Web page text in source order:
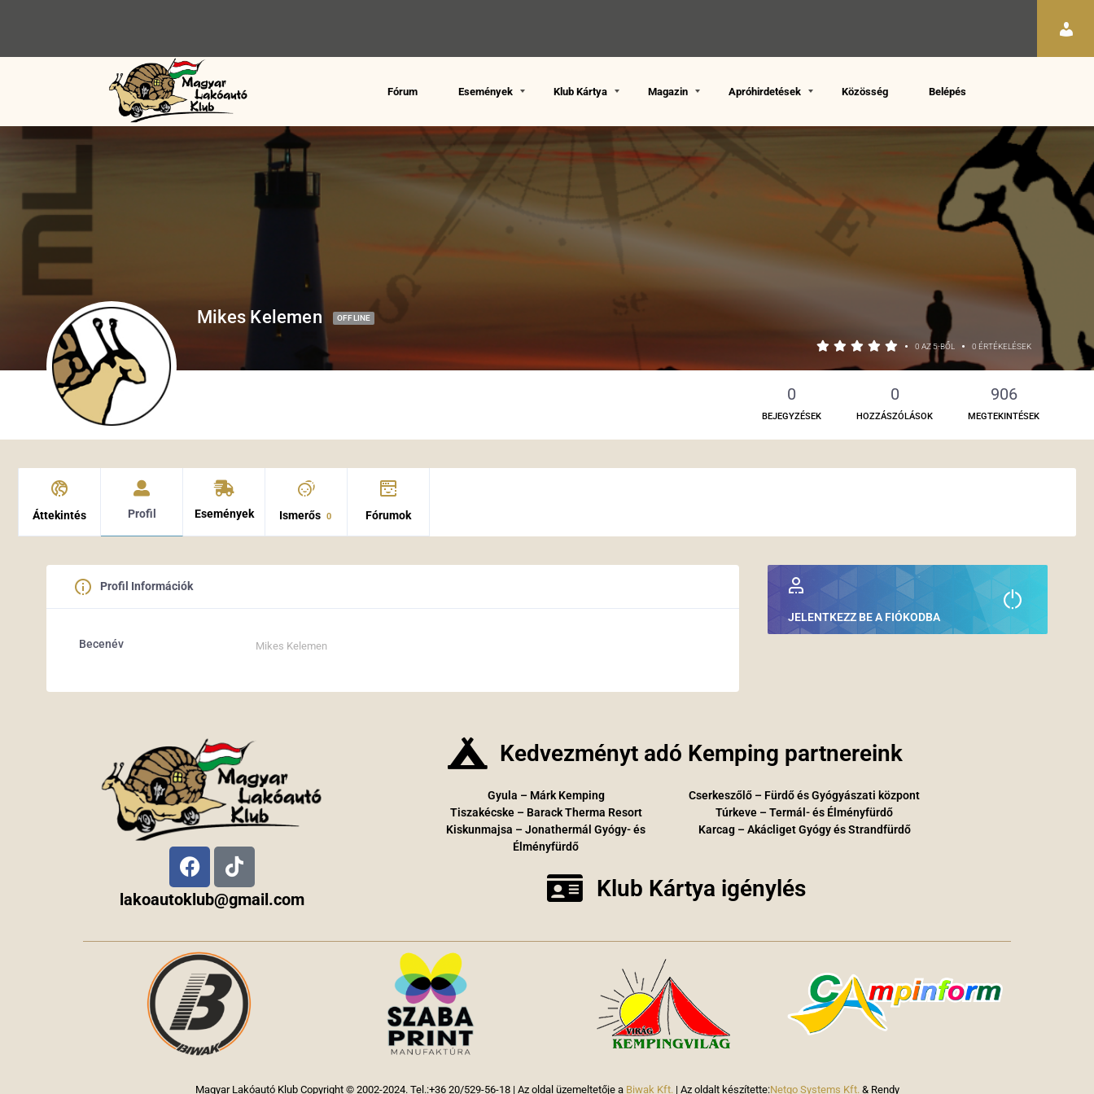
Fórum Események Klub Kártya Magazin Apróhirdetések Közösség Belépés
Mikes Kelemen OFFLINE
• 0 AZ 5-BŐL • 0 ÉRTÉKELÉSEK
0
BEJEGYZÉSEK
0
HOZZÁSZÓLÁSOK
906
MEGTEKINTÉSEK
Áttekintés Profil Események Ismerős 0 Fórumok
Profil Információk
Becenév Mikes Kelemen
JELENTKEZZ BE A FIÓKODBA
lakoautoklub@gmail.com
Kedvezményt adó Kemping partnereink
Gyula – Márk Kemping
Tiszakécske – Barack Therma Resort
Kiskunmajsa – Jonathermál Gyógy- és
Élményfürdő
Cserkeszőlő – Fürdő és Gyógyászati központ
Túrkeve – Termál- és Élményfürdő
Karcag – Akácliget Gyógy és Strandfürdő
Klub Kártya igénylés
Magyar Lakóautó Klub Copyright © 2002-2024. Tel.:+36 20/529-56-18 | Az oldal üzemeltetője a Biwak Kft.| Az oldalt készítette:Netgo Systems Kft.& Rendy